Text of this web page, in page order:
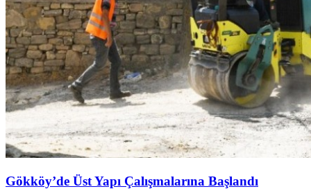
Gökköy’de Üst Yapı Çalışmalarına Başlandı